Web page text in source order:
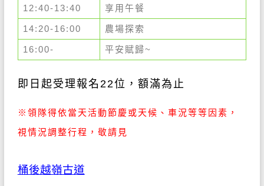
12:40-13:40 享用午餐
14:20-16:00 農場探索
16:00- 平安賦歸~
即日起受理報名22位，額滿為止
※領隊得依當天活動節慶或天候、車況等等因素，
視情況調整行程，敬請見
桶後越嶺古道